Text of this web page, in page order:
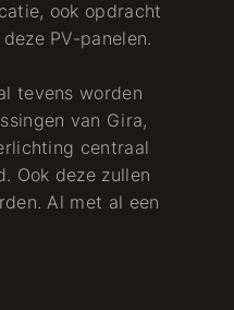
ook opdracht
PV-panelen.
tevens worden
van Gira,
centraal
Ook deze zullen
Al met al een